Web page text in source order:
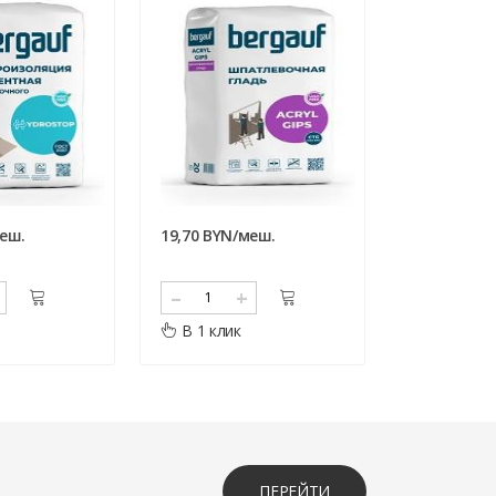
19,70 BYN/меш.
– +
В 1 клик
ПЕРЕЙТИ